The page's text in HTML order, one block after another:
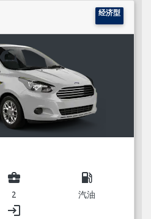
经济型
business_center
2
local_gas_station
汽油
login